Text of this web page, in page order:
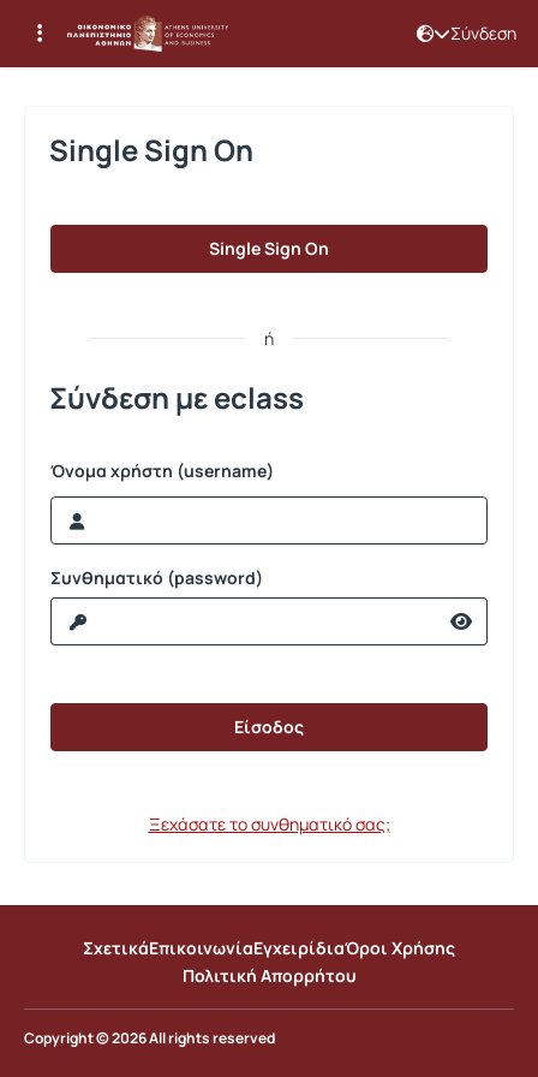
Σύνδεση
Σύνδεση
Single Sign On
Single Sign On
ή
Σύνδεση με eclass
Όνομα χρήστη (username)
Συνθηματικό (password)
Ξεχάσατε το συνθηματικό σας;
ΣχετικάΕπικοινωνίαΕγχειρίδιαΌροι Χρήσης
Πολιτική Απορρήτου
Copyright © 2026 All rights reserved